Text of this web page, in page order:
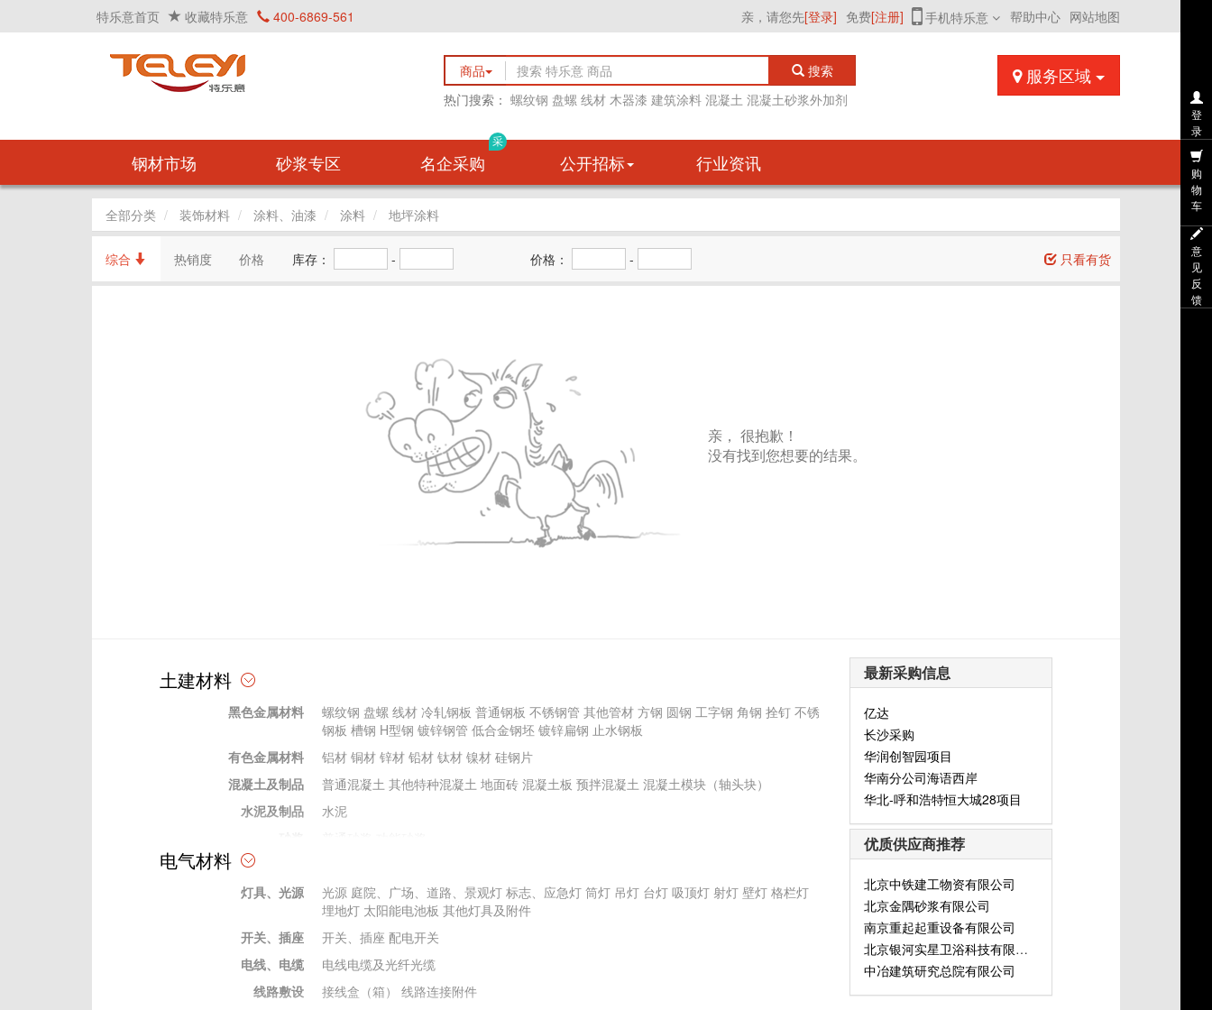
特乐意首页 收藏特乐意 400-6869-561 亲，请您先[登录] 免费[注册] 手机特乐意 帮助中心 网站地图
商品
搜索
热门搜索： 螺纹钢 盘螺 线材 木器漆 建筑涂料 混凝土 混凝土砂浆外加剂
服务区域
钢材市场 砂浆专区 名企采购
采
公开招标 行业资讯
全部分类 装饰材料 涂料、油漆 涂料 地坪涂料
综合 热销度 价格 库存： - 价格： - 只看有货
亲， 很抱歉！
没有找到您想要的结果。
土建材料
黑色金属材料 螺纹钢 盘螺 线材 冷轧钢板 普通钢板 不锈钢管 其他管材 方钢 圆钢 工字钢 角钢 拴钉 不锈
钢板 槽钢 H型钢 镀锌钢管 低合金钢坯 镀锌扁钢 止水钢板
有色金属材料
铝材 铜材 锌材 铅材 钛材 镍材 硅钢片
混凝土及制品
普通混凝土 其他特种混凝土 地面砖 混凝土板 预拌混凝土 混凝土模块（轴头块）
水泥及制品
水泥
砖、瓦、石、砂、灰
防水材料
防水卷材 防水油膏、剂、粉、胶类 防水屋面瓦 堵漏止水材料 防水灰浆 油料、树脂
保温墙板 其他保温材料 其他耐火材料
防腐材料
防腐剂
掺合料
矿粉 灰、粉、土等掺合填充料
外加剂及修补剂
界面剂 密实剂 减水剂 抗裂防水剂
电气材料
灯具、光源 光源 庭院、广场、道路、景观灯 标志、应急灯 筒灯 吊灯 台灯 吸顶灯 射灯 壁灯 格栏灯
埋地灯 太阳能电池板 其他灯具及附件
开关、插座
开关、插座 配电开关
电线、电缆
电线电缆及光纤光缆
线路敷设
接线盒（箱）
线路连接附件
最新采购信息
亿达
长沙采购
华润创智园项目
华南分公司海语西岸
华北-呼和浩特恒大城28项目
优质供应商推荐
北京中铁建工物资有限公司
北京金隅砂浆有限公司
南京重起起重设备有限公司
北京银河实星卫浴科技有限公司
中冶建筑研究总院有限公司
登
录
购
物
车
意
见
反
馈